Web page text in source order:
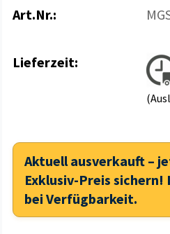
Art.Nr.:
Lieferzeit:
Aktuell ausverkauft –
Exklusiv-Preis
bei Verfügbarkeit.